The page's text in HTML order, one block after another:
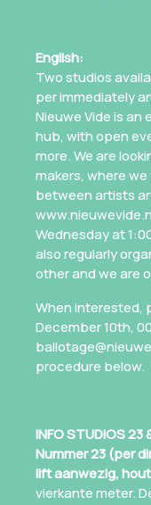
English:
Two studios
per immediately
Nieuwe Vide is
hub, with open
more. We are
makers, where
between artists
Wednesday at
also regularly
other and we are
When interested,
December 10th,
procedure below.
INFO STUDIOS 23
Nummer 23 (per
lift aanwezig,
vierkante meter.